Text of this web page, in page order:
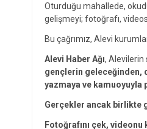
Oturduğu mahallede,
gelişmeyi; fotoğrafı,
Bu çağrımız, Alevi
Alevi Haber Ağı, Alevilerin
gençlerin geleceğinden,
yazmaya ve kamuoyuyla
Gerçekler ancak birlikte
Fotoğrafını çek,